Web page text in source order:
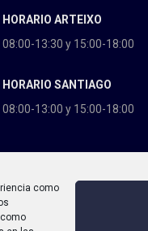
como
HORARIO ARTEIXO
08:00-13:30 y 15:00-18:00
HORARIO SANTIAGO
08:00-13:00 y 15:00-18:00